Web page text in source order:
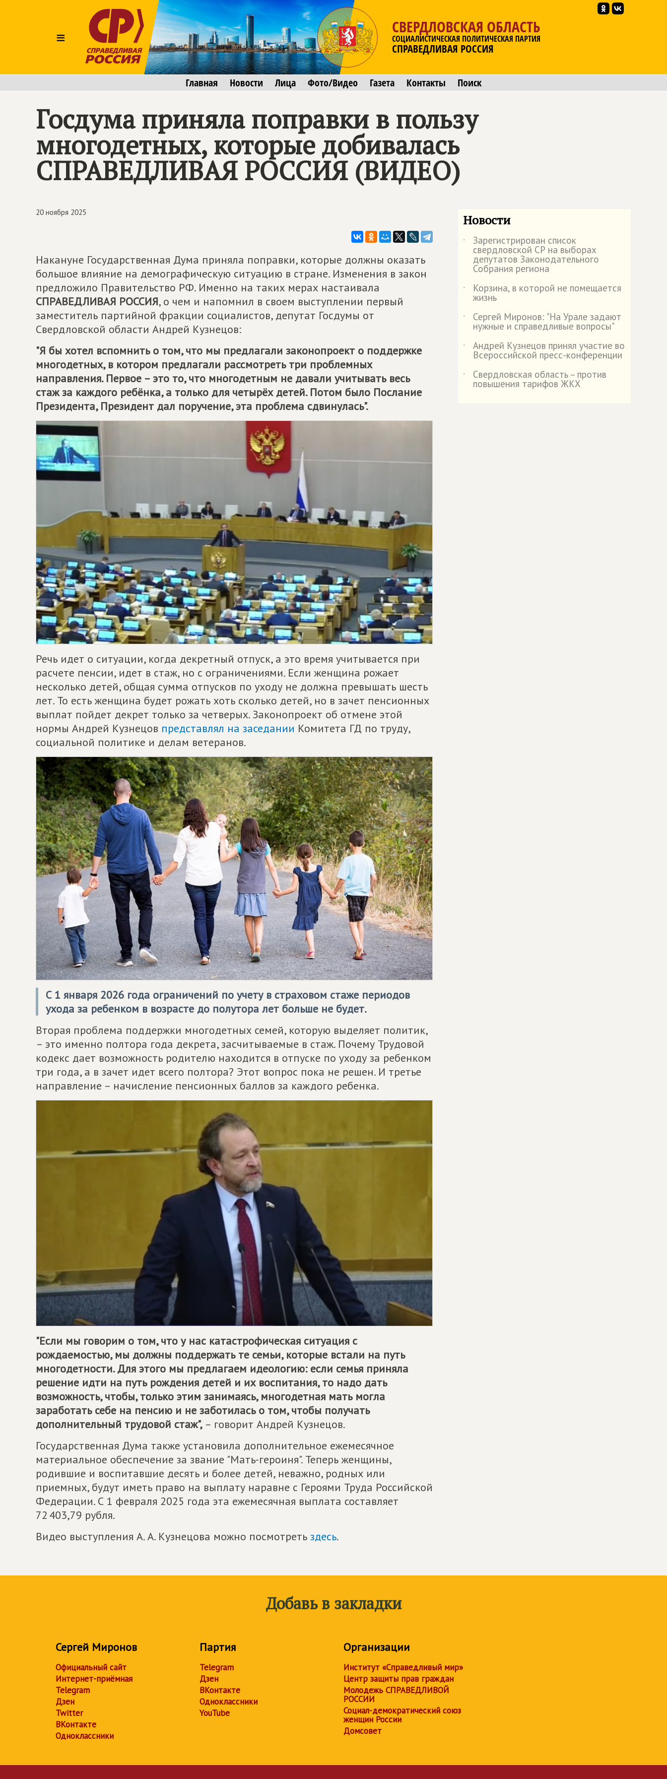
≡
СВЕРДЛОВСКАЯ ОБЛАСТЬ
СОЦИАЛИСТИЧЕСКАЯ ПОЛИТИЧЕСКАЯ ПАРТИЯ
СПРАВЕДЛИВАЯ РОССИЯ
Главная Новости Лица Фото/Видео Газета Контакты Поиск
Госдума приняла поправки в пользу
многодетных, которые добивалась
СПРАВЕДЛИВАЯ РОССИЯ(ВИДЕО)
20 ноября 2025
Накануне Государственная Дума приняла поправки, которые должны оказать
большое влияние на демографическую ситуацию в стране. Изменения в закон
предложило Правительство РФ. Именно на таких мерах настаивала
СПРАВЕДЛИВАЯ РОССИЯ, о чем и напомнил в своем выступлении первый
заместитель партийной фракции социалистов, депутат Госдумы от
Свердловской области Андрей Кузнецов:
"Я бы хотел вспомнить о том, что мы предлагали законопроект о поддержке
многодетных, в котором предлагали рассмотреть три проблемных
направления. Первое – это то, что многодетным не давали учитывать весь
стаж за каждого ребёнка, а только для четырёх детей. Потом было Послание
Президента, Президент дал поручение, эта проблема сдвинулась".
Речь идет о ситуации, когда декретный отпуск, а это время учитывается при
расчете пенсии, идет в стаж, но с ограничениями. Если женщина рожает
несколько детей, общая сумма отпусков по уходу не должна превышать шесть
лет. То есть женщина будет рожать хоть сколько детей, но в зачет пенсионных
выплат пойдет декрет только за четверых. Законопроект об отмене этой
нормы Андрей Кузнецов представлял на заседании Комитета ГД по труду,
социальной политике и делам ветеранов.
С 1 января 2026 года ограничений по учету в страховом стаже периодов
ухода за ребенком в возрасте до полутора лет больше не будет.
Вторая проблема поддержки многодетных семей, которую выделяет политик,
– это именно полтора года декрета, засчитываемые в стаж. Почему Трудовой
кодекс дает возможность родителю находится в отпуске по уходу за ребенком
три года, а в зачет идет всего полтора? Этот вопрос пока не решен. И третье
направление – начисление пенсионных баллов за каждого ребенка.
"Если мы говорим о том, что у нас катастрофическая ситуация с
рождаемостью, мы должны поддержать те семьи, которые встали на путь
многодетности. Для этого мы предлагаем идеологию: если семья приняла
решение идти на путь рождения детей и их воспитания, то надо дать
возможность, чтобы, только этим занимаясь, многодетная мать могла
заработать себе на пенсию и не заботилась о том, чтобы получать
дополнительный трудовой стаж", – говорит Андрей Кузнецов.
Государственная Дума также установила дополнительное ежемесячное
материальное обеспечение за звание "Мать-героиня". Теперь женщины,
родившие и воспитавшие десять и более детей, неважно, родных или
приемных, будут иметь право на выплату наравне с Героями Труда Российской
Федерации. С 1 февраля 2025 года эта ежемесячная выплата составляет
72 403,79 рубля.
Видео выступления А. А. Кузнецова можно посмотреть здесь.
Новости
˙ Зарегистрирован список
свердловской СР на выборах
депутатов Законодательного
Собрания региона
˙
Корзина, в которой не помещается
жизнь
˙
Сергей Миронов: "На Урале задают
нужные и справедливые вопросы"
˙
Андрей Кузнецов принял участие во
Всероссийской пресс-конференции
˙
Свердловская область – против
повышения тарифов ЖКХ
Добавь в закладки
Сергей Миронов
Официальный сайт
Интернет-приёмная
Telegram
Дзен
Twitter
ВКонтакте
Одноклассники
Партия
Telegram
Дзен
ВКонтакте
Одноклассники
YouTube
Организации
Институт «Справедливый мир»
Центр защиты прав граждан
Молодежь СПРАВЕДЛИВОЙ
РОССИИ
Социал-демократический союз
женщин России
Домсовет